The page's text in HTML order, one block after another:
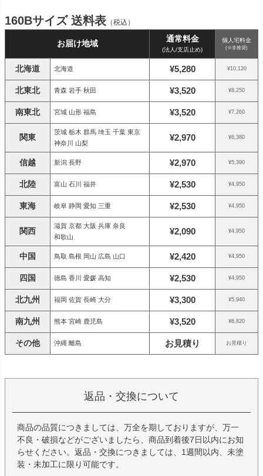
160Bサイズ 送料表 （税込）
お届け地域 通常料金
(法人/支店止め)
個人宅料金
(※非推奨)
北海道 北海道 ¥5,280 ¥10,120
北東北 青森 岩手 秋田 ¥3,520 ¥8,250
南東北 宮城 山形 福島 ¥3,520 ¥7,260
関東
茨城 栃木 群馬 埼玉 千葉 東京
神奈川 山梨
¥2,970 ¥6,380
信越 新潟 長野 ¥2,970 ¥5,390
北陸 富山 石川 福井 ¥2,530 ¥4,950
東海 岐阜 静岡 愛知 三重 ¥2,530 ¥4,950
関西
滋賀 京都 大阪 兵庫 奈良
和歌山
¥2,090 ¥4,950
中国 鳥取 島根 岡山 広島 山口 ¥2,420 ¥4,950
四国 徳島 香川 愛媛 高知 ¥2,530 ¥4,950
北九州 福岡 佐賀 長崎 大分 ¥3,300 ¥5,940
南九州 熊本 宮崎 鹿児島 ¥3,520 ¥6,820
その他 沖縄 離島 お見積り お見積り
返品・交換について
商品の品質につきましては、万全を期しておりますが、万一
不良・破損などがございましたら、商品到着後7日以内にお知
らせください。返品・交換につきましては、1週間以内、未塗
装・未加工に限り可能です。